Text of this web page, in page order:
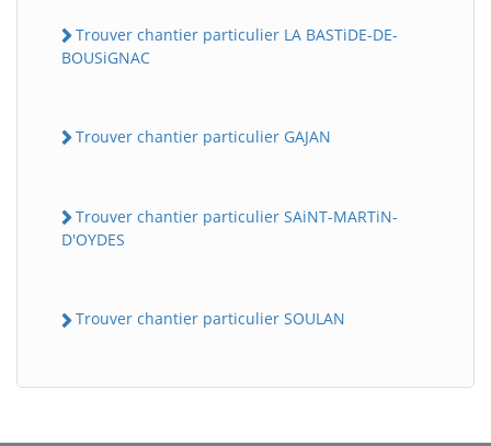
Trouver chantier particulier LA BASTiDE-DE-
BOUSiGNAC
Trouver chantier particulier GAJAN
Trouver chantier particulier SAiNT-MARTiN-
D'OYDES
Trouver chantier particulier SOULAN